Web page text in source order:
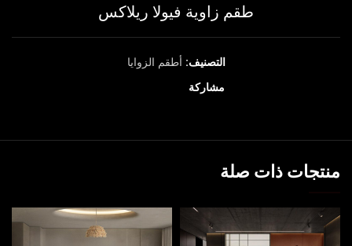
طقم زاوية فيولا ريلاكس
التصنيف: أطقم الزوايا
مشاركة
منتجات ذات صلة